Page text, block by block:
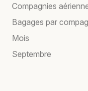
Compagnies
Bagages par
Mois
Septembre